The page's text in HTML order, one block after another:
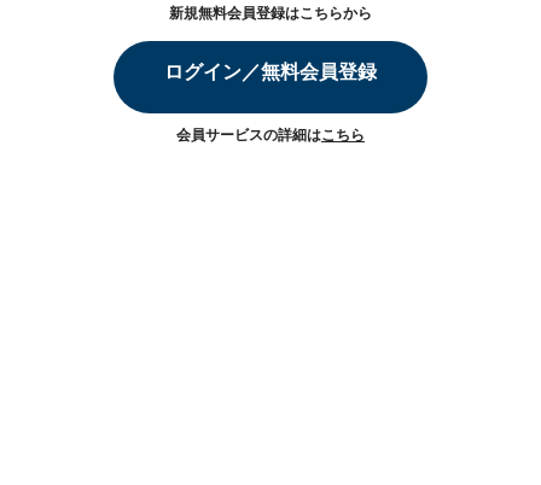
新規無料会員登録はこちらから
ログイン／無料会員登録
会員サービスの詳細はこちら